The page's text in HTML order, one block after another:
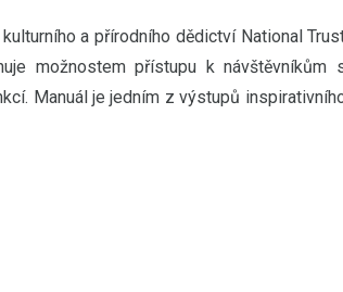
a přírodního dědictví National
možnostem přístupu k návštěvníkům
Manuál je jedním z výstupů